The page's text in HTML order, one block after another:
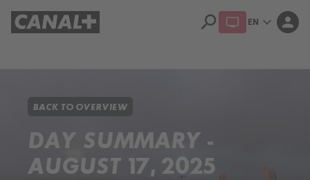
search EN expand_more person
BACK TO OVERVIEW
DAY SUMMARY -
AUGUST 17, 2025